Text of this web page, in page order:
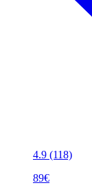
4.9 (118)
89€